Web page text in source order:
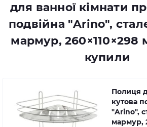
для ванної кімнати
подвійна "Arino",
мармур, 260×110×298
купили
Полиця
кутова
"Arino",
мармур,